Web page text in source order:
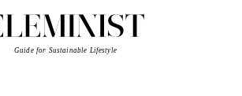
Guide for Sustainable Lifestyle